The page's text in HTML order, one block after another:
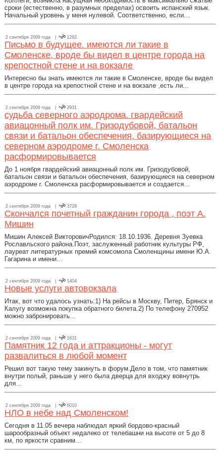
сроки (естественно, в разумных пределах) освоить испанский язык.
Начальный уровень у меня нулевой. Соответственно, если...
2 сентября 2009 года | 1292
Письмо в будущее. имеются ли такие в
Смоленске, вроде бы видел в центре города на
крепостной стене и на вокзале
Интересно бы знать имеются ли такие в Смоленске, вроде бы видел
в центре города на крепостной стене и на вокзале ,есть ли...
2 сентября 2009 года | 2931
судьба северного аэродрома. гвардейский
авиацонный полк им. Гризодубовой, батальон
связи и батальон обеспечения, базирующиеся на
северном аэродроме г. Смоленска
расформировывается
До 1 ноября гвардейский авиацонный полк им. Гризодубовой,
батальон связи и батальон обеспечения, базирующиеся на северном
аэродроме г. Смоленска расформировывается и создается...
2 сентября 2009 года | 3729
Скончался почетный гражданин города , поэт А.
Мишин
Мишин Алексей ВикторовичРодился: 18.10.1936. Деревня Зуевка
Рославльского района.Поэт, заслуженный работник культуры РФ,
лауреат литературных премий комсомола Смоленщины имени Ю.А.
Гагарина и имени...
2 сентября 2009 года | 1404
Новые услуги автовокзала
Итак, вот что удалось узнать:1) На рейсы в Москву, Питер, Брянск и
Калугу возможна покупка обратного билета.2) По телефону 270952
можно забронировать...
2 сентября 2009 года | 1631
Памятник 12 года и аттракционы - могут
развалиться в любой момент
Решил вот такую тему закинуть в форум.Дело в том, что памятник
внутри полый, раньше у него была дверца для входжу вовнутрь
для...
2 сентября 2009 года | 6010
НЛО в небе над Смоленском!
Сегодня в 11.05 вечера наблюдал яркий бордово-красный
шарообразный объект недалеко от телебашни на высоте от 5 до 8
км, по яркости сравним...